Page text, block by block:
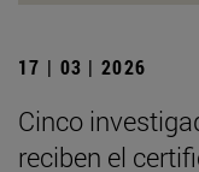
17 | 03 | 2026
Cinco
reciben el